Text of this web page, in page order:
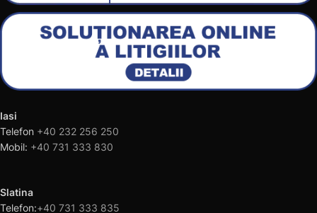
Iasi
Telefon +40 232 256 250
Mobil: +40 731 333 830
Slatina
Telefon:+40 731 333 835